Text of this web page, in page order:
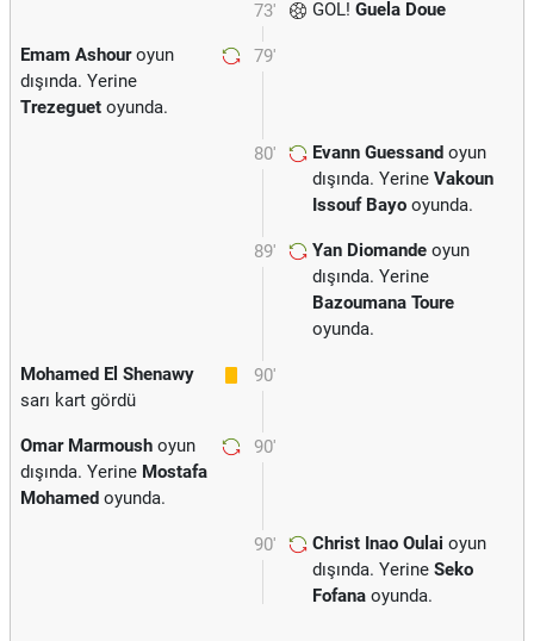
73' GOL! Guela Doue
79'
Emam Ashouroyun
dışında. Yerine
Trezeguet oyunda.
80' Evann Guessand oyun
dışında. Yerine Vakoun
Issouf Bayo oyunda.
89' Yan Diomande oyun
dışında. Yerine
Bazoumana Toure
oyunda.
90'
Mohamed El Shenawy
sarı kart gördü
90'
Omar Marmoush oyun
dışında. Yerine Mostafa
Mohamed oyunda.
90' Christ Inao Oulai oyun
dışında. Yerine Seko
Fofana oyunda.